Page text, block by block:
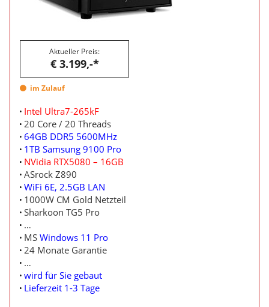
Aktueller Preis:
€ 3.199,-*
im Zulauf
Intel Ultra7-265kF
20 Core / 20 Threads
64GB DDR5 5600MHz
1TB Samsung 9100 Pro
NVidia RTX5080 – 16GB
ASrock Z890
WiFi 6E, 2.5GB LAN
1000W CM Gold Netzteil
Sharkoon TG5 Pro
…
MS Windows 11 Pro
24 Monate Garantie
…
wird für Sie gebaut
Lieferzeit 1-3 Tage